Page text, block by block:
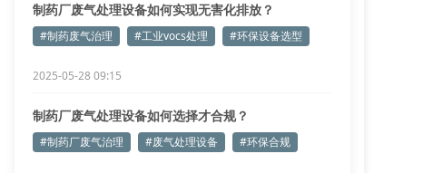
制药厂废气处理设备如何实现无害化排放？
#制药废气治理 #工业vocs处理 #环保设备选型
2025-05-28 09:15
制药厂废气处理设备如何选择才合规？
#制药厂废气治理 #废气处理设备 #环保合规